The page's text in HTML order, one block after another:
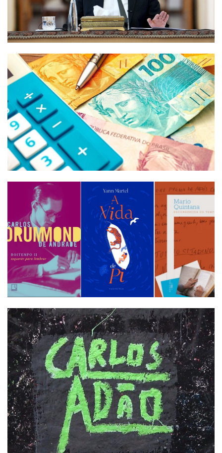
Termos de uso Sitemap
Copyright © 2025 Campos24horas seu
jornal na internet - Byafirma.cc